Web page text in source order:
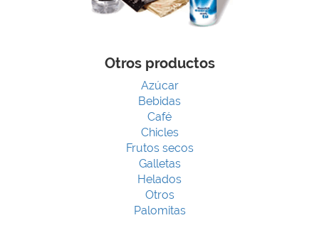
Otros productos
Azúcar
Bebidas
Café
Chicles
Frutos secos
Galletas
Helados
Otros
Palomitas